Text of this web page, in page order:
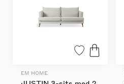
EM HOME